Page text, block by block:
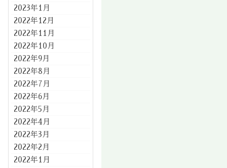
2023年1月
2022年12月
2022年11月
2022年10月
2022年9月
2022年8月
2022年7月
2022年6月
2022年5月
2022年4月
2022年3月
2022年2月
2022年1月